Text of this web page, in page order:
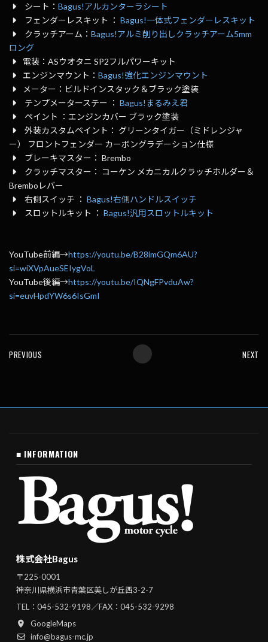
シート：Bagus!アルカンターラシート
フェンダーレスキット ：Bagus!一体式フェンダーレスキット
クラッチアーム：Bagus!アルミ削り出しクラッチアーム5mm
ロング
電装：ASウオタニ SP2フルパワーキット
エンジンマウント：Bagus!強化エンジンマウント
メーター：ビルドインスタック＆ブラック塗装
テンプメーターステー ：Bagus!まるみえ君
ペイント ：エンジンカバー ブラック塗装
外装カスタムペイント： グリーンタイガー（ミドレンジャ
ー） フロントフェンダー カーボングラデーション仕様
ブレーキマスター： Brembo
クラッチマスター： コーケン メカニカルクラッチホルダー＆
Bremboレバー
右側スイッチ ：Bagus!右側ハンドルスイッチ
スロットルキット ：Bagus!汎用スロットルキット
YouTube前編→https://youtu.be/B28imGQm6AU?
si=wiXVpAueSEIygVoL
YouTube後編→https://youtu.be/IQNgFPvduAw?
si=euvHpdYW6s6IsGmI
PREVIOUS NEXT
■ INFORMATION
株式会社Bagus
〒225-0001
神奈川県横浜市青葉区美しが丘西3-2-7
TEL： 045-532-9198／FAX：045-532-9298
GoogleMaps
info@bagus-mc.jp